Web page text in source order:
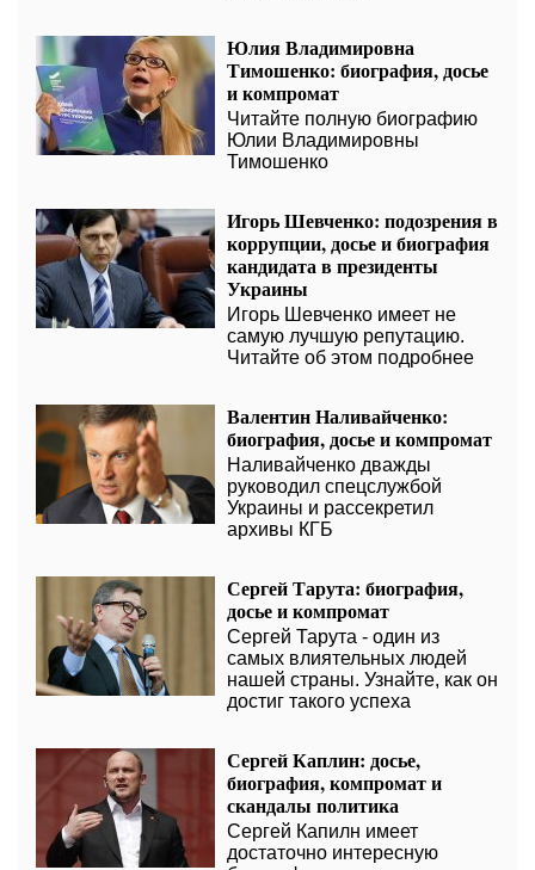
Юлия Владимировна
Тимошенко: биография, досье
и компромат
Читайте полную биографию
Юлии Владимировны
Тимошенко
Игорь Шевченко: подозрения в
коррупции, досье и биография
кандидата в президенты
Украины
Игорь Шевченко имеет не
самую лучшую репутацию.
Читайте об этом подробнее
Валентин Наливайченко:
биография, досье и компромат
Наливайченко дважды
руководил спецслужбой
Украины и рассекретил
архивы КГБ
Сергей Тарута: биография,
досье и компромат
Сергей Тарута - один из
самых влиятельных людей
нашей страны. Узнайте, как он
достиг такого успеха
Сергей Каплин: досье,
биография, компромат и
скандалы политика
Сергей Капилн имеет
достаточно интересную